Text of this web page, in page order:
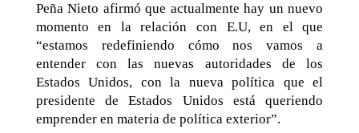
Peña Nieto afirmó que actualmente hay un nuevo
momento en la relación con E.U, en el que
“estamos redefiniendo cómo nos vamos a
entender con las nuevas autoridades de los
Estados Unidos, con la nueva política que el
presidente de Estados Unidos está queriendo
emprender en materia de política exterior”.